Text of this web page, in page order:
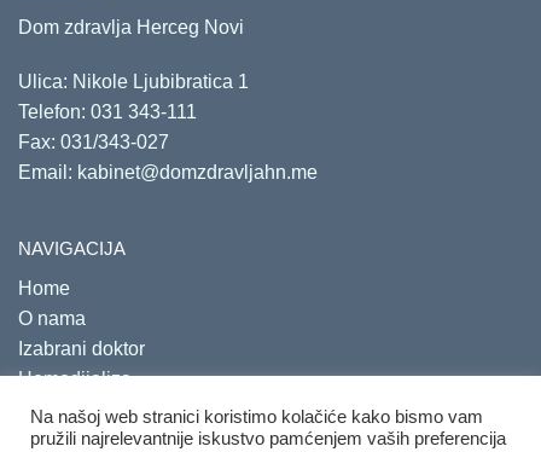
Dom zdravlja Herceg Novi
Ulica: Nikole Ljubibratica 1
Telefon: 031 343-111
Fax: 031/343-027
Email: kabinet@domzdravljahn.me
NAVIGACIJA
Home
O nama
Izabrani doktor
Hemodijaliza
Savjetovališta
Na našoj web stranici koristimo kolačiće kako bismo vam
pružili najrelevantnije iskustvo pamćenjem vaših preferencija